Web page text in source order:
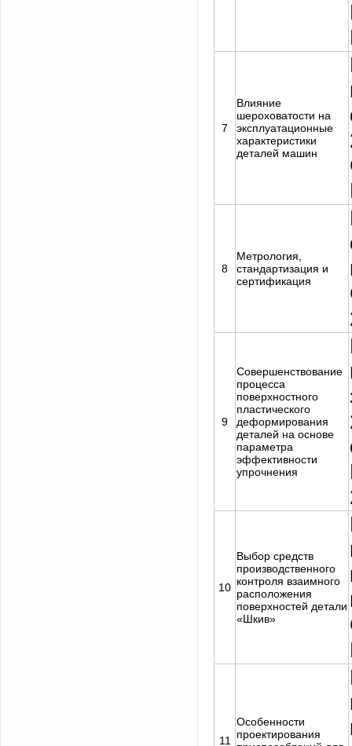
7
Влияние
шероховатости на
эксплуатационные
характеристики
деталей машин
8
Метрология,
стандартизация и
сертификация
9
Совершенствование
процесса
поверхностного
пластического
деформирования
деталей на основе
параметра
эффективности
упрочнения
10
Выбор средств
производственного
контроля взаимного
расположения
поверхностей детали
«Шкив»
11
Особенности
проектирования